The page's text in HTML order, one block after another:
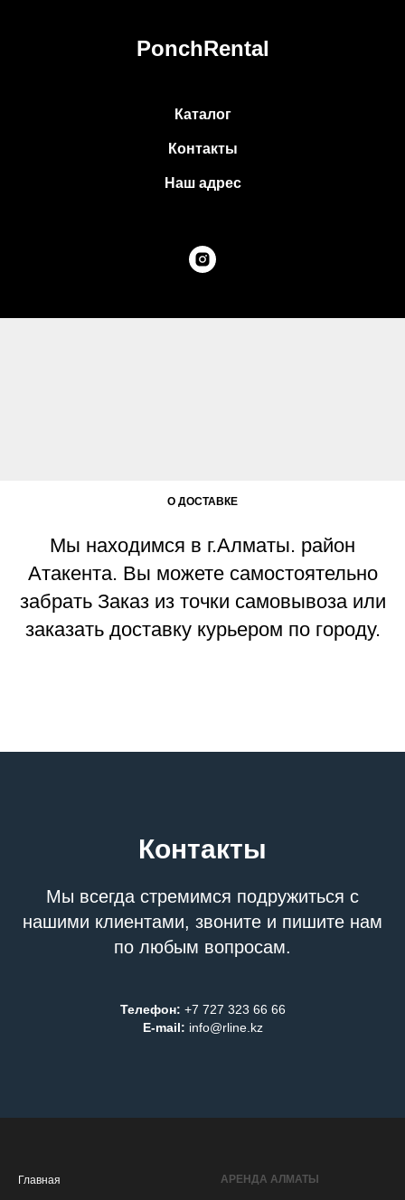
PonchRental
Каталог
Контакты
Наш адрес
О ДОСТАВКЕ
Мы находимся в г.Алматы. район
Атакента. Вы можете самостоятельно
забрать Заказ из точки самовывоза или
заказать доставку курьером по городу.
Контакты
Мы всегда стремимся подружиться с
нашими клиентами, звоните и пишите нам
по любым вопросам.
Телефон: +7 727 323 66 66
E-mail: info@rline.kz
Главная АРЕНДА АЛМАТЫ